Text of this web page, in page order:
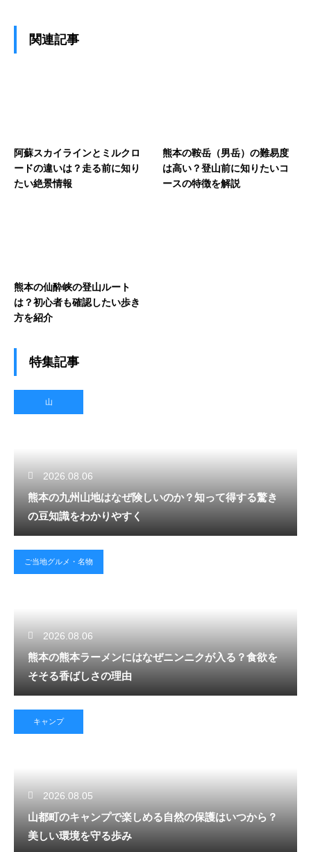
関連記事
阿蘇スカイラインとミルクロ
ードの違いは？走る前に知り
たい絶景情報
熊本の鞍岳（男岳）の難易度
は高い？登山前に知りたいコ
ースの特徴を解説
熊本の仙酔峡の登山ルート
は？初心者も確認したい歩き
方を紹介
特集記事
山
2026.08.06
熊本の九州山地はなぜ険しいのか？知って得する驚き
の豆知識をわかりやすく
ご当地グルメ・名物
2026.08.06
熊本の熊本ラーメンにはなぜニンニクが入る？食欲を
そそる香ばしさの理由
キャンプ
2026.08.05
山都町のキャンプで楽しめる自然の保護はいつから？
美しい環境を守る歩み